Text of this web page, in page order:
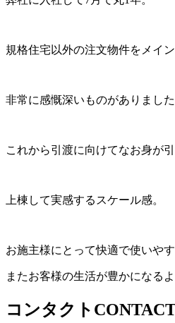
規格住宅以外の注文物件をメイ
非常に感慨深いものがありました
これから引渡に向けてなお身が
上棟して実感するスケール感。
お施主様にとって快適で使いやす
またお客様の生活が豊かになる
コンタクト